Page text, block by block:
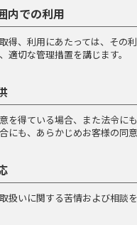
内での利用
得、利用にあたっては、その
適切な管理措置を講じます。
を得ている場合、また法令に
にも、あらかじめお客様の同
扱いに関する苦情および相談